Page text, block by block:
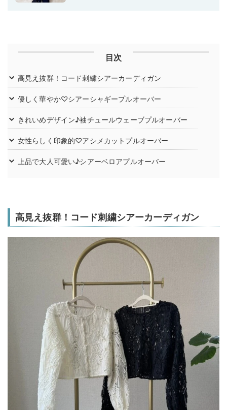
目次
高見え抜群！コード刺繍シアーカーディガン
優しく華やか♡シアーシャギープルオーバー
きれいめデザイン♪袖チュールウェーブプルオーバー
女性らしく印象的♡アシメカットプルオーバー
上品で大人可愛い♪シアーベロアプルオーバー
高見え抜群！コード刺繍シアーカーディガン